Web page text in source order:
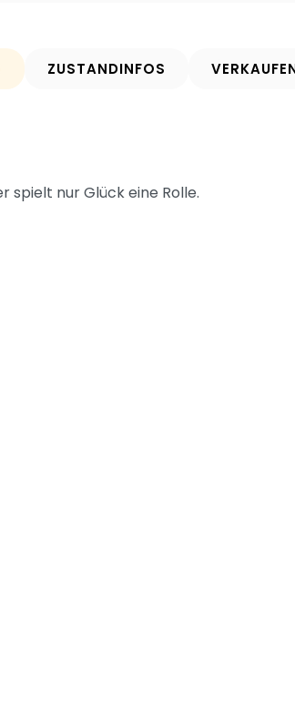
ZUSTANDINFOS
spielt nur Glück eine Rolle.